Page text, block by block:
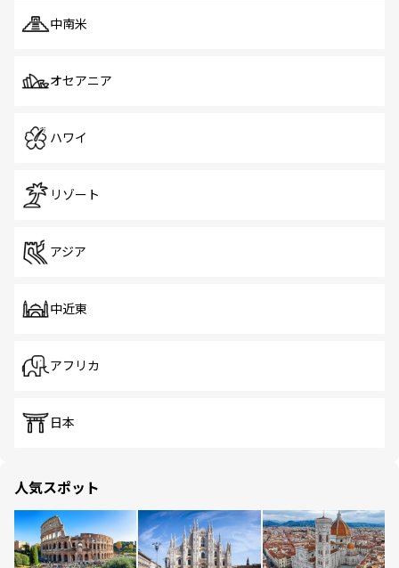
中南米
オセアニア
ハワイ
リゾート
アジア
中近東
アフリカ
日本
人気スポット